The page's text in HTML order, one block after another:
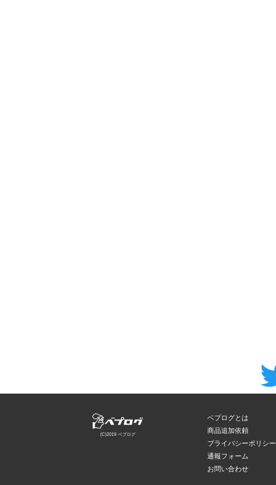
ベプログとは
商品追加依頼
プライバシーポリシー
通報フォーム
お問い合わせ
(C)2019 ベプログ